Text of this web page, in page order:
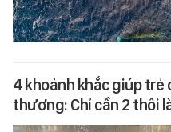
4 khoảnh khắc giúp
thương: Chỉ cần 2 thôi